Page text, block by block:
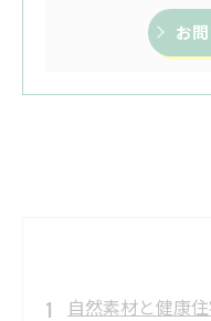
お
自然素材と健康